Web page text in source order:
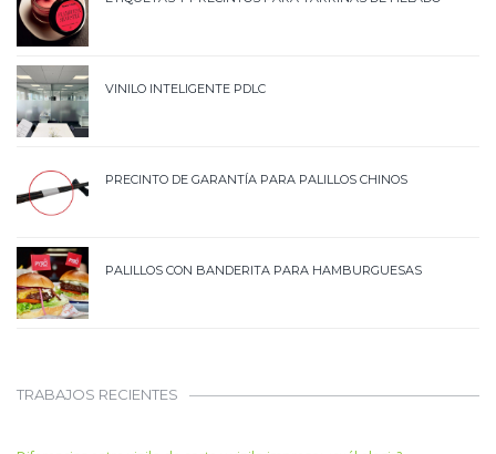
VINILO INTELIGENTE PDLC
PRECINTO DE GARANTÍA PARA PALILLOS CHINOS
PALILLOS CON BANDERITA PARA HAMBURGUESAS
TRABAJOS RECIENTES